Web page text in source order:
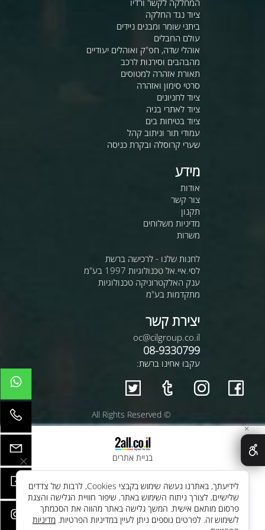
המחלקה לקשר ורדיו
ציוד נגד החלקה
ביתני שומר ומבנים ניידים
עולם החבלים
אוהלי שדה, חפ"ק ואוהלים יעודיים
מהבהבים וסירנות לרכב
תאורת אזהרה למטוסים
סרטי סימון ואזהרה
ציוד לחניונים
ציוד לאתרי בניה
ציוד בטיחות בים
עמודי תור וניתוב קהל
שערי קרוסלה ובקרת כניסה
מידע
אודות
צור קשר
תקנון
מדיניות משלוחים
משרות
לחנות שלנו - לרכישה ברשת
לסי.איי.אל טכנולוגיות 1997 בע"מ
ענק האלקטרוניקה טכנולוגיות
מתקדמות בע"מ
יצירת קשר
oc@cilgroup.co.il
08-9330799
עקבו אחינו ברשת:
© All Rights Reserved
בניית אתרים
✕
לידיעתך, באתרנו נעשה שימוש בקבצי Cookies, לרבות של צדדים
שלישיים, לצורך ניתוח השימוש באתר, שיפור חוויית הגלישה והצגת
פרסום מותאם אישית. המשך גלישה באתר מהווה את הסכמתך
לשימוש זה. לפרטים נוספים ניתן לעיין במדיניות הפרטיות. מדיניות